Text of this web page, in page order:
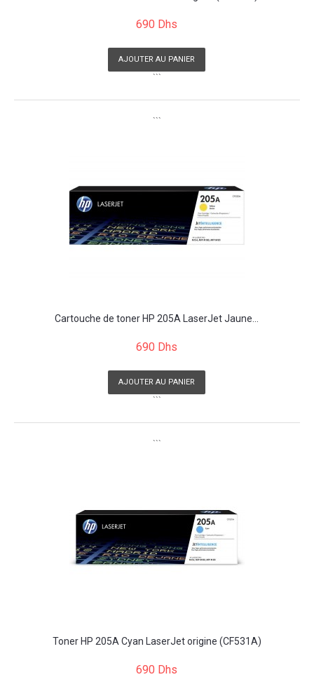
690 Dhs
AJOUTER AU PANIER
```
```
Cartouche de toner HP 205A LaserJet Jaune...
690 Dhs
AJOUTER AU PANIER
```
```
Toner HP 205A Cyan LaserJet origine (CF531A)
690 Dhs